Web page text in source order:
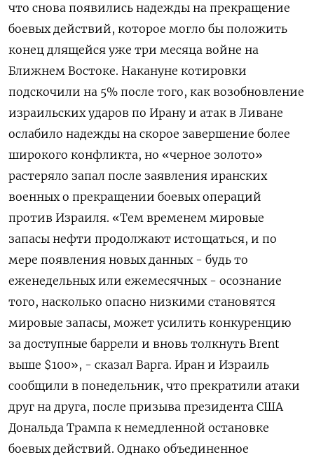
что снова появились ​надежды на прекращение
боевых действий, которое могло бы положить
конец длящейся уже ‌три месяца войне на
Ближнем Востоке. Накануне котировки
подскочили на 5% после ​того, как возобновление
израильских ударов по Ирану и атак в Ливане
ослабило надежды ‌на скорое завершение более
широкого конфликта, но «черное золото»
растеряло запал после заявления иранских
военных о прекращении боевых операций
против Израиля. «Тем временем мировые
запасы ​нефти продолжают истощаться, ​и по
мере появления ‌новых данных - будь то
еженедельных или ежемесячных - осознание
того, насколько опасно низкими становятся ​
мировые запасы, может усилить конкуренцию
за доступные баррели и вновь толкнуть Brent
выше $100», - сказал Варга. Иран и Израиль
сообщили в понедельник, что прекратили атаки
друг на друга, после призыва президента США
Дональда Трампа к немедленной остановке
боевых действий. Однако объединенное